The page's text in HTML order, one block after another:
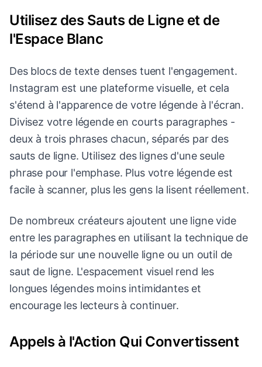
Utilisez des Sauts de Ligne et de
l'Espace Blanc
Des blocs de texte denses tuent l'engagement.
Instagram est une plateforme visuelle, et cela
s'étend à l'apparence de votre légende à l'écran.
Divisez votre légende en courts paragraphes -
deux à trois phrases chacun, séparés par des
sauts de ligne. Utilisez des lignes d'une seule
phrase pour l'emphase. Plus votre légende est
facile à scanner, plus les gens la lisent réellement.
De nombreux créateurs ajoutent une ligne vide
entre les paragraphes en utilisant la technique de
la période sur une nouvelle ligne ou un outil de
saut de ligne. L'espacement visuel rend les
longues légendes moins intimidantes et
encourage les lecteurs à continuer.
Appels à l'Action Qui Convertissent